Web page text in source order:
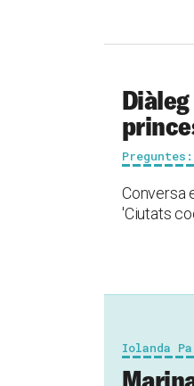
Conversa
'Ciutats
Iolanda